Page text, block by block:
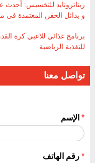
ريتاتروتايد للتخسيس: أحدث
و بدائل الحقن المعتمدة في
برنامج غذائي للاعبي كرة
للتغذية الرياضية
تواصل معنا
*
*